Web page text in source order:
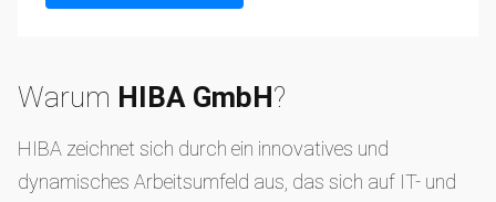
Warum HIBA GmbH?
HIBA zeichnet sich durch ein innovatives und
dynamisches Arbeitsumfeld aus, das sich auf IT- und